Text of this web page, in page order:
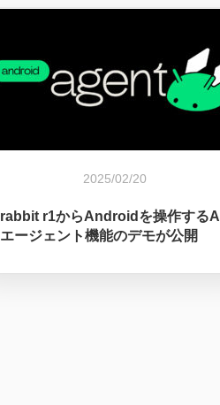
2025/02/20
rabbit r1からAndroidを操作するAI
エージェント機能のデモが公開